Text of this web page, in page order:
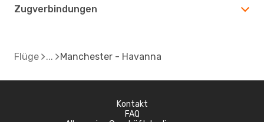
Zugverbindungen
Flüge Manchester - Havanna
Kontakt
FAQ